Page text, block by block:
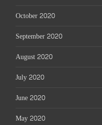
October 2020
September 2020
August 2020
July 2020
June 2020
May 2020